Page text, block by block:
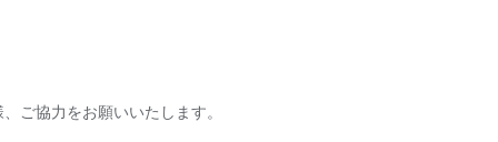
ご協力をお願いいたします。